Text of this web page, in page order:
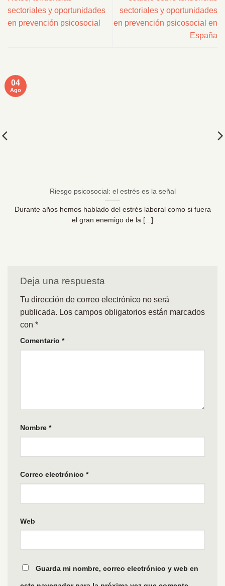
sectoriales y oportunidades
en prevención psicosocial
sectoriales y oportunidades
en prevención psicosocial en
España
Riesgo psicosocial: el estrés es la señal
Durante años hemos hablado del estrés laboral como si fuera
el gran enemigo de la [...]
04
Ago
Deja una respuesta
Tu dirección de correo electrónico no será
publicada. Los campos obligatorios están marcados
con *
Comentario *
Nombre *
Correo electrónico *
Web
Guarda mi nombre, correo electrónico y web en